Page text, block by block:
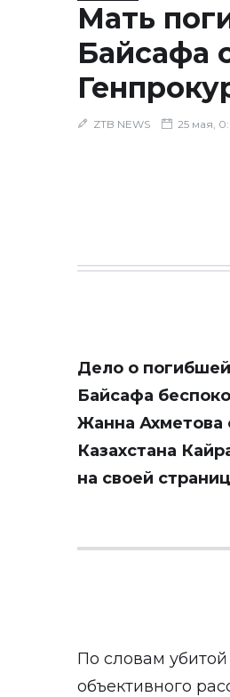
Мать
Байсафа
ZTB NEWS 25 мая,
Дело о
Байсафа
Жанна Ахметова
Казахстана
на своей
По словам
объективного